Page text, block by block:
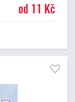
ke kterým by
od 11 Kč